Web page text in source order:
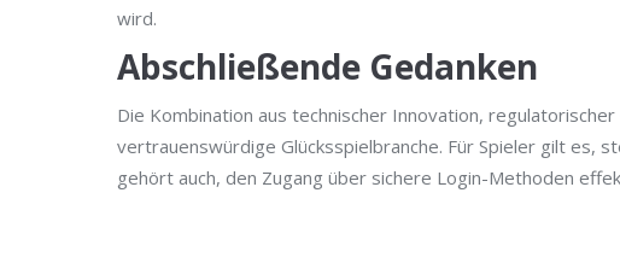
wird.
Abschließende Gedanken
Die Kombination aus technischer Innovation,
vertrauenswürdige Glücksspielbranche. Für Spieler gilt es,
gehört auch, den Zugang über sichere Login-Methoden